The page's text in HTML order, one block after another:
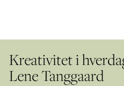
Kreativitet i
Lene Tanggaard